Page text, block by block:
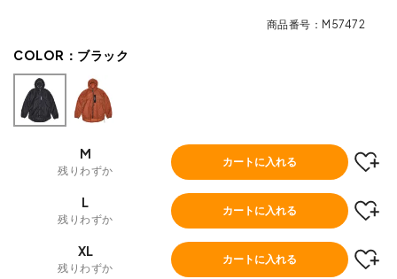
商品番号 M57472
COLOR： ブラック
M
残りわずか
カートに入れる
L
残りわずか
カートに入れる
XL
残りわずか
カートに入れる